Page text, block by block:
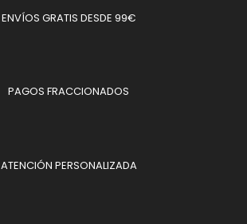
ENVÍOS GRATIS DESDE 99€
PAGOS FRACCIONADOS
ATENCIÓN PERSONALIZADA